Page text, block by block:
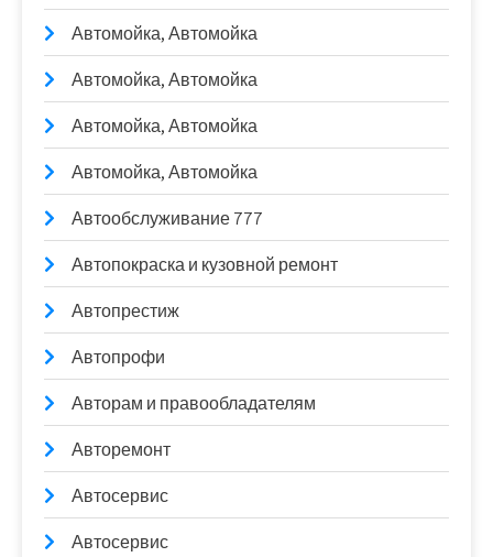
Автомойка, Автомойка
Автомойка, Автомойка
Автомойка, Автомойка
Автомойка, Автомойка
Автообслуживание 777
Автопокраска и кузовной ремонт
Автопрестиж
Автопрофи
Авторам и правообладателям
Авторемонт
Автосервис
Автосервис